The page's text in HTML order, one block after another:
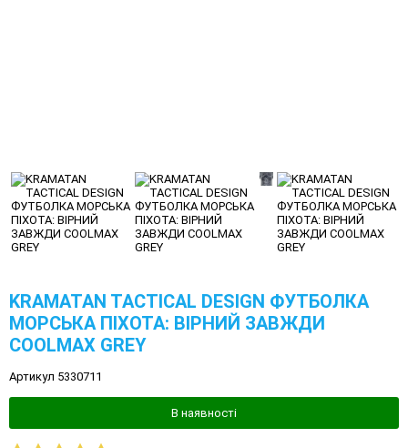
KRAMATAN TACTICAL DESIGN ФУТБОЛКА
МОРСЬКА ПІХОТА: ВІРНИЙ ЗАВЖДИ
COOLMAX GREY
Артикул 5330711
В наявності